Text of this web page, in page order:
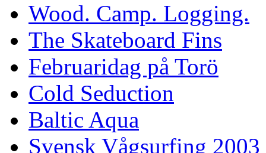
Wood. Camp. Logging.
The Skateboard Fins
Februaridag på Torö
Cold Seduction
Baltic Aqua
Svensk Vågsurfing 2003